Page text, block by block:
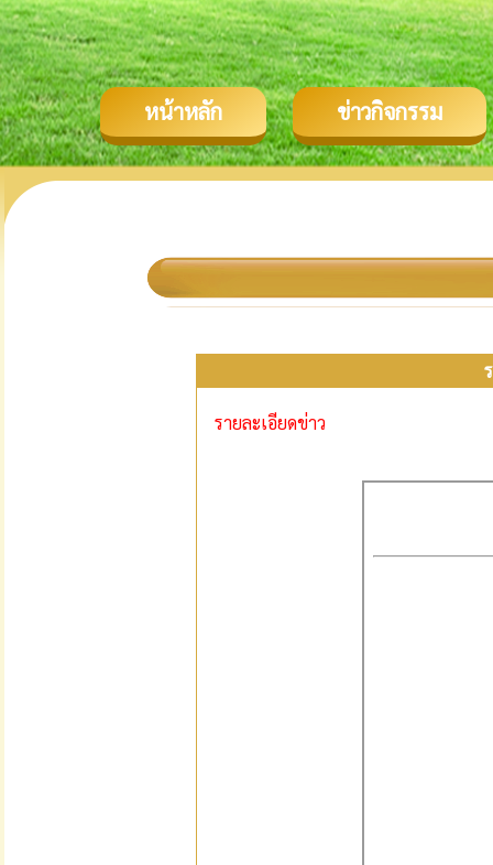
หน้าหลัก ข่าวกิจกรรม
รายละเอียดข่าว